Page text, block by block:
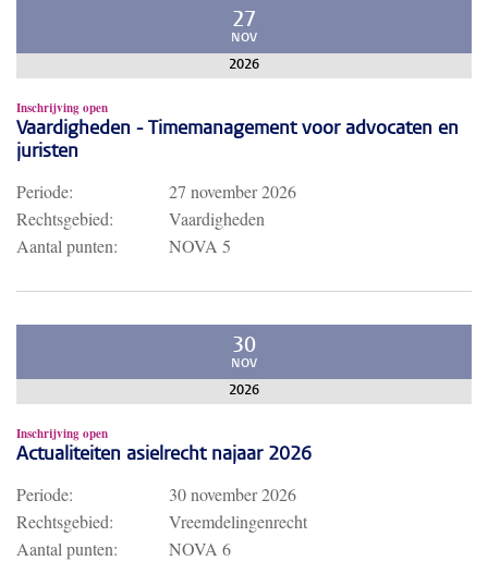
27
NOV
2026
Inschrijving open
Vaardigheden - Timemanagement voor advocaten en
juristen
Periode:
27 november 2026
Rechtsgebied:
Vaardigheden
Aantal punten:
NOVA 5
30
NOV
2026
Inschrijving open
Actualiteiten asielrecht najaar 2026
Periode:
30 november 2026
Rechtsgebied:
Vreemdelingenrecht
Aantal punten:
NOVA 6